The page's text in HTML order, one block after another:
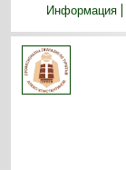
Информация